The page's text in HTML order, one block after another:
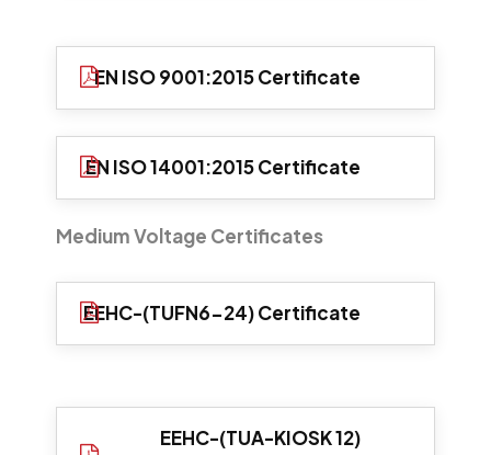
EN ISO 9001:2015 Certificate
EN ISO 14001:2015 Certificate
Medium Voltage Certificates
EEHC-(TUFN6-24) Certificate
EEHC-(TUA-KIOSK 12)